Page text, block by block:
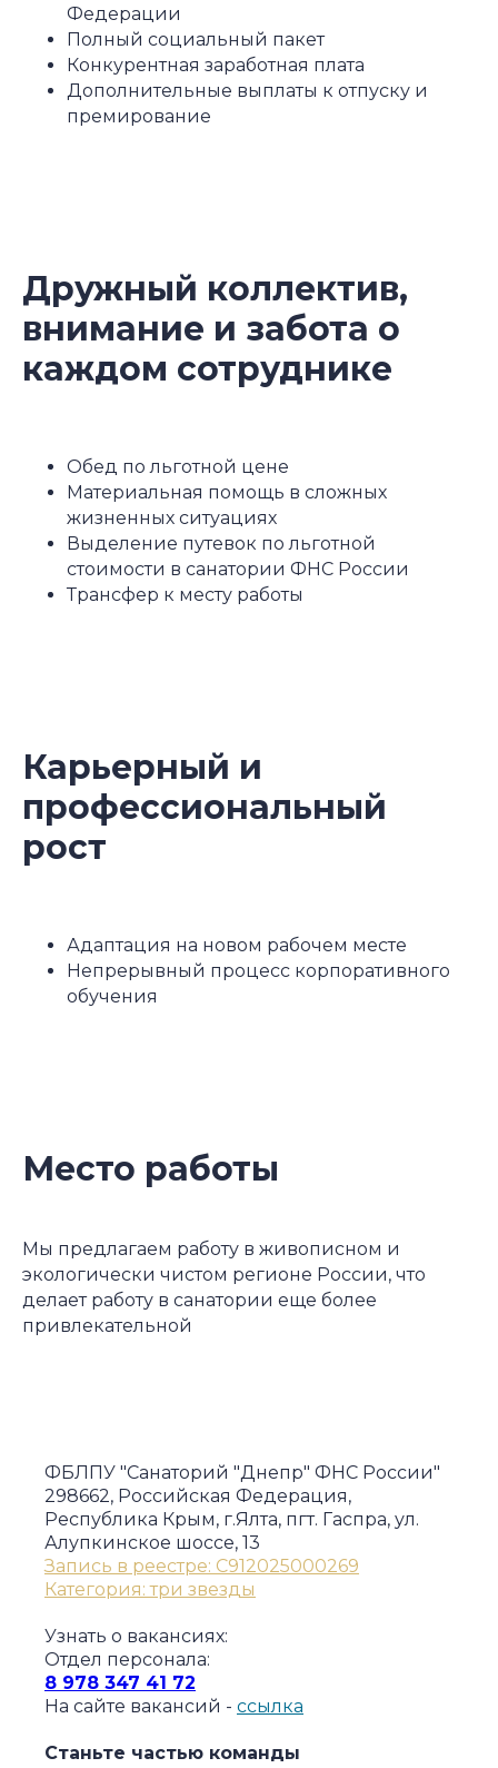
Федерации
Полный социальный пакет
Конкурентная заработная плата
Дополнительные выплаты к отпуску и
премирование
Дружный коллектив,
внимание и забота о
каждом сотруднике
Обед по льготной цене
Материальная помощь в сложных
жизненных ситуациях
Выделение путевок по льготной
стоимости в санатории ФНС России
Трансфер к месту работы
Карьерный и
профессиональный
рост
Адаптация на новом рабочем месте
Непрерывный процесс корпоративного
обучения
Место работы
Мы предлагаем работу в живописном и
экологически чистом регионе России, что
делает работу в санатории еще более
привлекательной
ФБЛПУ "Санаторий "Днепр" ФНС России"
298662, Российская Федерация,
Республика Крым, г.Ялта, пгт. Гаспра, ул.
Алупкинское шоссе, 13
Запись в реестре: С912025000269
Категория: три звезды
Узнать о вакансиях:
Отдел персонала:
8 978 347 41 72
На сайте вакансий - ссылка
Станьте частью команды